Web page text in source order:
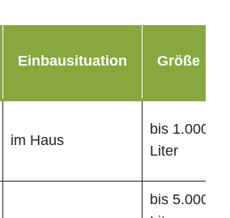
Einbausituation Größe
im Haus
bis 1.000
Liter
bis 5.000